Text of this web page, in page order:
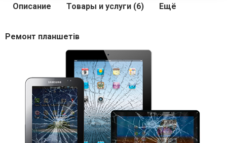
Описание Товары и услуги (6) Ещё
Ремонт планшетів